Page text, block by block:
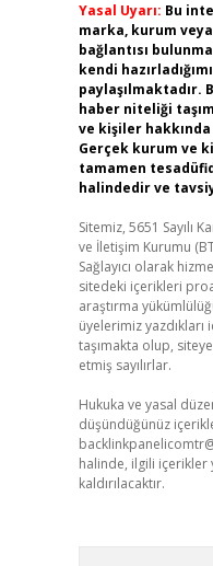
Yasal Uyarı: Bu
marka, kurum
bağlantısı
kendi
paylaşılmaktadır.
haber niteliği
ve kişiler hakkında
Gerçek kurum ve
tamamen
halindedir ve
Sitemiz, 5651 Sayılı
ve İletişim Kurumu
Sağlayıcı olarak
sitedeki içerikleri
araştırma
üyelerimiz
taşımakta olup,
etmiş sayılırlar.
Hukuka ve yasal
düşündüğünüz
halinde, ilgili içerikler
kaldırılacaktır.